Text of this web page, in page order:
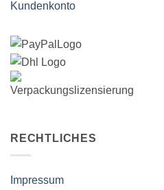
Kundenkonto
RECHTLICHES
Impressum